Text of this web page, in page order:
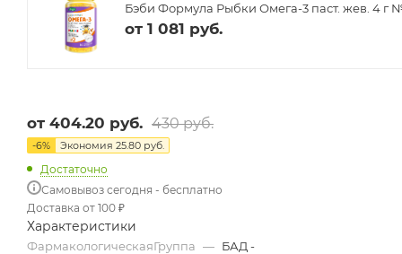
Бэби Формула Рыбки Омега-3 паст. жев. 4 г
от 1 081 руб.
от 404.20 руб. 430 руб.
-6% Экономия 25.80 руб.
Достаточно
Самовывоз сегодня - бесплатно
Доставка от 100 ₽
Характеристики
ФармакологическаяГруппа — БАД -